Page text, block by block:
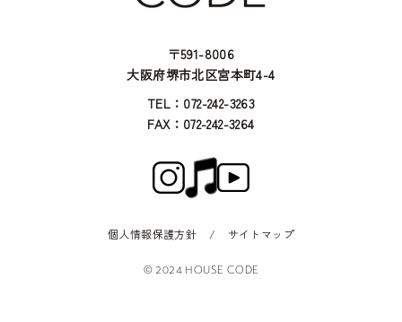
〒591-8006
大阪府堺市北区宮本町4-4
TEL：072-242-3263
FAX：072-242-3264
個人情報保護方針 / サイトマップ
© 2024 HOUSE CODE